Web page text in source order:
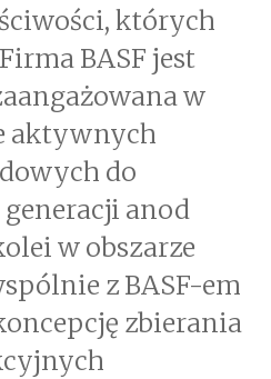
których
BASF jest
w
aktywnych
do
anod
w obszarze
z BASF-em
zbierania